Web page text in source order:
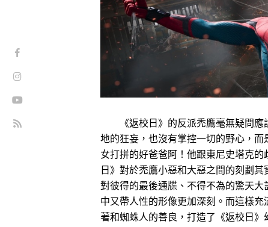
《返校日》的反派禿鷹毫無疑問應
地的狂妄，也沒有掌控一切的野心，
女打拼的好爸爸阿！他跟東尼史塔克
日》對於禿鷹小惡和大惡之間的刻劃
對彼得的最後通牒、不得不為的驚天
中又帶人性的形像更加深刻。而這樣
著和蜘蛛人的善良，打造了《返校日》